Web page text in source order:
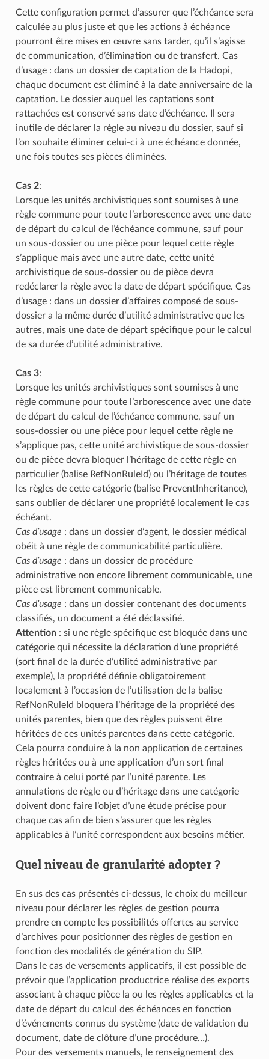
Cette configuration permet d’assurer que l’échéance sera
calculée au plus juste et que les actions à échéance
pourront être mises en œuvre sans tarder, qu’il s’agisse
de communication, d’élimination ou de transfert. Cas
d’usage : dans un dossier de captation de la Hadopi,
chaque document est éliminé à la date anniversaire de la
captation. Le dossier auquel les captations sont
rattachées est conservé sans date d’échéance. Il sera
inutile de déclarer la règle au niveau du dossier, sauf si
l’on souhaite éliminer celui-ci à une échéance donnée,
une fois toutes ses pièces éliminées.
Cas 2:
Lorsque les unités archivistiques sont soumises à une
règle commune pour toute l’arborescence avec une date
de départ du calcul de l’échéance commune, sauf pour
un sous-dossier ou une pièce pour lequel cette règle
s’applique mais avec une autre date, cette unité
archivistique de sous-dossier ou de pièce devra
redéclarer la règle avec la date de départ spécifique. Cas
d’usage : dans un dossier d’affaires composé de sous-
dossier a la même durée d’utilité administrative que les
autres, mais une date de départ spécifique pour le calcul
de sa durée d’utilité administrative.
Cas 3:
Lorsque les unités archivistiques sont soumises à une
règle commune pour toute l’arborescence avec une date
de départ du calcul de l’échéance commune, sauf un
sous-dossier ou une pièce pour lequel cette règle ne
s’applique pas, cette unité archivistique de sous-dossier
ou de pièce devra bloquer l’héritage de cette règle en
particulier (balise RefNonRuleId) ou l’héritage de toutes
les règles de cette catégorie (balise PreventInheritance),
sans oublier de déclarer une propriété localement le cas
échéant.
Cas d’usage : dans un dossier d’agent, le dossier médical
obéit à une règle de communicabilité particulière.
Cas d’usage : dans un dossier de procédure
administrative non encore librement communicable, une
pièce est librement communicable.
Cas d’usage : dans un dossier contenant des documents
classifiés, un document a été déclassifié.
Attention: si une règle spécifique est bloquée dans une
catégorie qui nécessite la déclaration d’une propriété
(sort final de la durée d’utilité administrative par
exemple), la propriété définie obligatoirement
localement à l’occasion de l’utilisation de la balise
RefNonRuleId bloquera l’héritage de la propriété des
unités parentes, bien que des règles puissent être
héritées de ces unités parentes dans cette catégorie.
Cela pourra conduire à la non application de certaines
règles héritées ou à une application d’un sort final
contraire à celui porté par l’unité parente. Les
annulations de règle ou d’héritage dans une catégorie
doivent donc faire l’objet d’une étude précise pour
chaque cas afin de bien s’assurer que les règles
applicables à l’unité correspondent aux besoins métier.
Quel niveau de granularité adopter ?
En sus des cas présentés ci-dessus, le choix du meilleur
niveau pour déclarer les règles de gestion pourra
prendre en compte les possibilités offertes au service
d’archives pour positionner des règles de gestion en
fonction des modalités de génération du SIP.
Dans le cas de versements applicatifs, il est possible de
prévoir que l’application productrice réalise des exports
associant à chaque pièce la ou les règles applicables et la
date de départ du calcul des échéances en fonction
d’événements connus du système (date de validation du
document, date de clôture d’une procédure…).
Pour des versements manuels, le renseignement des